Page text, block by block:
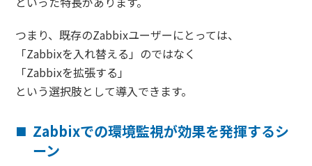
つまり、既存のZabbixユーザーにとっては、
「Zabbixを入れ替える」のではなく
「Zabbixを拡張する」
という選択肢として導入できます。
Zabbixでの環境監視が効果を発揮するシ
ーン